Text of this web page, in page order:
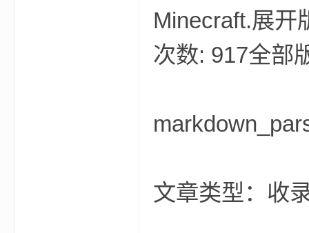
Minecraft.展开
次数: 917全部
文章类型：收